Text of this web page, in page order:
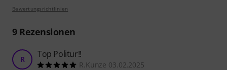
Bewertungsrichtlinien
9Rezensionen
R Top Politur!!
R.Kunze 03.02.2025